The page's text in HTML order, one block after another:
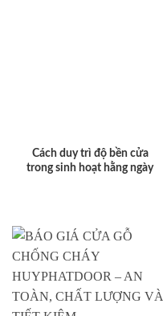
Cách duy trì độ bền cửa
trong sinh hoạt hằng ngày